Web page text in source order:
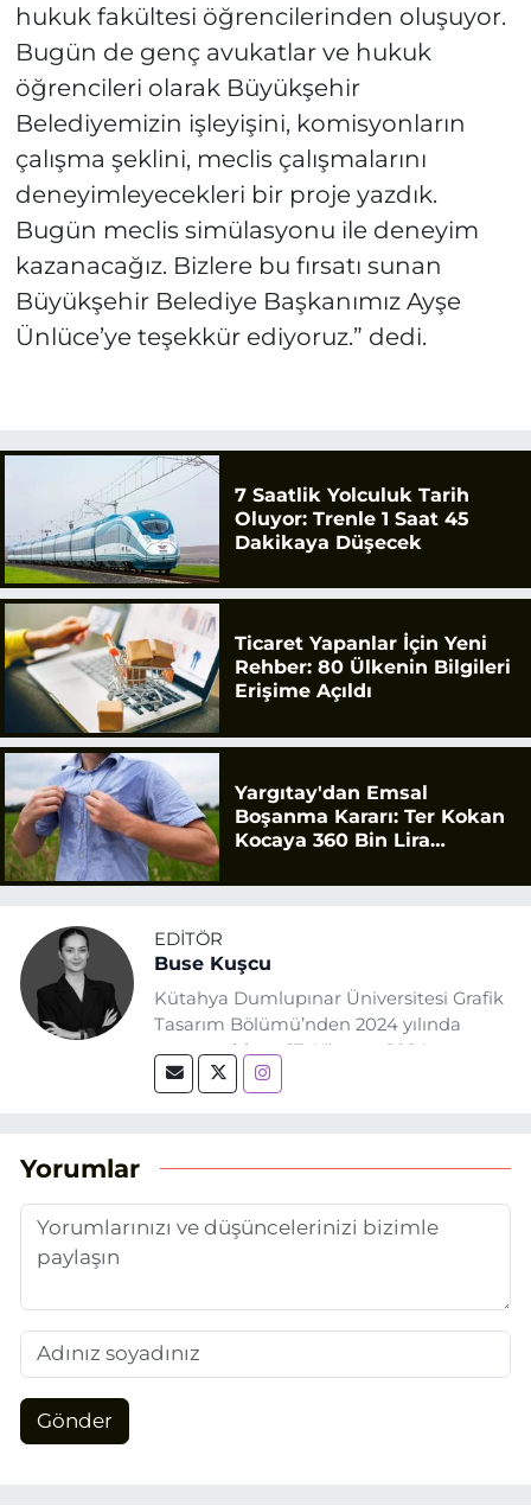
hukuk fakültesi öğrencilerinden oluşuyor.
Bugün de genç avukatlar ve hukuk
öğrencileri olarak Büyükşehir
Belediyemizin işleyişini, komisyonların
çalışma şeklini, meclis çalışmalarını
deneyimleyecekleri bir proje yazdık.
Bugün meclis simülasyonu ile deneyim
kazanacağız. Bizlere bu fırsatı sunan
Büyükşehir Belediye Başkanımız Ayşe
Ünlüce’ye teşekkür ediyoruz.” dedi.
7 Saatlik Yolculuk Tarih
Oluyor: Trenle 1 Saat 45
Dakikaya Düşecek
Ticaret Yapanlar İçin Yeni
Rehber: 80 Ülkenin Bilgileri
Erişime Açıldı
Yargıtay'dan Emsal
Boşanma Kararı: Ter Kokan
Kocaya 360 Bin Lira
EDITÖR
Buse Kuşcu
Kütahya Dumlupınar Üniversitesi Grafik
Tasarım Bölümü’nden 2024 yılında
mezun oldum. 17 Ağustos 2024
tarihinde, Grafik Tasarım alanında staj
adım attım.
Yorumlar
Gönder